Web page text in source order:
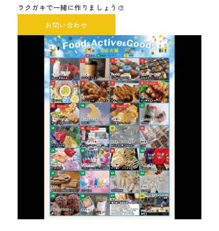
ラクガキで一緒に作りましょう🎨
お問い合わせ